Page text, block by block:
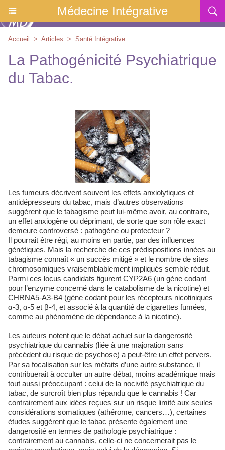
Médecine Intégrative
Accueil > Articles > Santé Intégrative
La Pathogénicité Psychiatrique
du Tabac.
Les fumeurs décrivent souvent les effets anxiolytiques et
antidépresseurs du tabac, mais d’autres observations
suggèrent que le tabagisme peut lui-même avoir, au contraire,
un effet anxiogène ou déprimant, de sorte que son rôle exact
demeure controversé : pathogène ou protecteur ?
Il pourrait être régi, au moins en partie, par des influences
génétiques. Mais la recherche de ces prédispositions innées au
tabagisme connaît « un succès mitigé » et le nombre de sites
chromosomiques vraisemblablement impliqués semble réduit.
Parmi ces locus candidats figurent CYP2A6 (un gène codant
pour l’enzyme concerné dans le catabolisme de la nicotine) et
CHRNA5-A3-B4 (gène codant pour les récepteurs nicotiniques
α-3, α-5 et β-4, et associé à la quantité de cigarettes fumées,
comme au phénomène de dépendance à la nicotine).
Les auteurs notent que le débat actuel sur la dangerosité
psychiatrique du cannabis (liée à une majoration sans
précédent du risque de psychose) a peut-être un effet pervers.
Par sa focalisation sur les méfaits d’une autre substance, il
contribuerait à occulter un autre débat, moins académique mais
tout aussi préoccupant : celui de la nocivité psychiatrique du
tabac, de surcroît bien plus répandu que le cannabis ! Car
contrairement aux idées reçues sur un risque limité aux seules
considérations somatiques (athérome, cancers…), certaines
études suggèrent que le tabac présente également une
dangerosité en termes de pathologie psychiatrique :
contrairement au cannabis, celle-ci ne concernerait pas le